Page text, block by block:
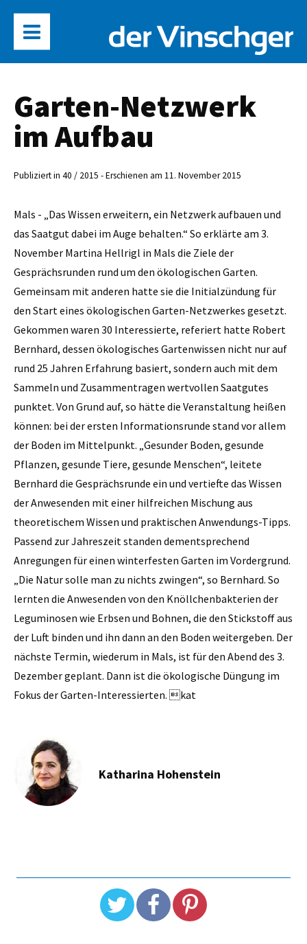
Garten-Netzwerk
im Aufbau
Publiziert in 40 / 2015 - Erschienen am 11. November 2015
Mals - „Das Wissen erweitern, ein Netzwerk aufbauen und
das Saatgut dabei im Auge behalten.“ So erklärte am 3.
November Martina Hellrigl in Mals die Ziele der
Gesprächsrunden rund um den ökologischen Garten.
Gemeinsam mit anderen hatte sie die Initialzündung für
den Start eines ökologischen Garten-Netzwerkes gesetzt.
Gekommen waren 30 Interessierte, referiert hatte Robert
Bernhard, dessen ökologisches Gartenwissen nicht nur auf
rund 25 Jahren Erfahrung basiert, sondern auch mit dem
Sammeln und Zusammentragen wertvollen Saatgutes
punktet. Von Grund auf, so hätte die Veranstaltung heißen
können: bei der ersten Informationsrunde stand vor allem
der Boden im Mittelpunkt. „Gesunder Boden, gesunde
Pflanzen, gesunde Tiere, gesunde Menschen“, leitete
Bernhard die Gesprächsrunde ein und vertiefte das Wissen
der Anwesenden mit einer hilfreichen Mischung aus
theoretischem Wissen und praktischen Anwendungs-Tipps.
Passend zur Jahreszeit standen dementsprechend
Anregungen für einen winterfesten Garten im Vordergrund.
„Die Natur solle man zu nichts zwingen“, so Bernhard. So
lernten die Anwesenden von den Knöllchenbakterien der
Leguminosen wie Erbsen und Bohnen, die den Stickstoff aus
der Luft binden und ihn dann an den Boden weitergeben. Der
nächste Termin, wiederum in Mals, ist für den Abend des 3.
Dezember geplant. Dann ist die ökologische Düngung im
Fokus der Garten-Interessierten. kat
Katharina Hohenstein